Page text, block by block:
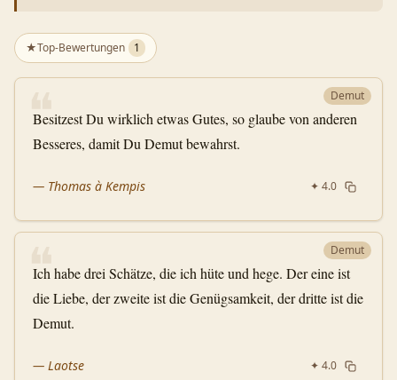
★Top-Bewertungen 1
Demut
❝
Besitzest Du wirklich etwas Gutes, so glaube von anderen
Besseres, damit Du Demut bewahrst.
— Thomas à Kempis ✦ 4.0
Demut
❝
Ich habe drei Schätze, die ich hüte und hege. Der eine ist
die Liebe, der zweite ist die Genügsamkeit, der dritte ist die
Demut.
— Laotse ✦ 4.0